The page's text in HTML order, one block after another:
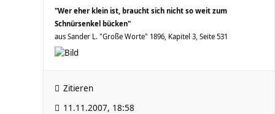
"Wer eher klein ist, braucht sich nicht so weit zum
Schnürsenkel bücken"
aus Sander L. "Große Worte" 1896, Kapitel 3, Seite 531
Zitieren
11.11.2007, 18:58